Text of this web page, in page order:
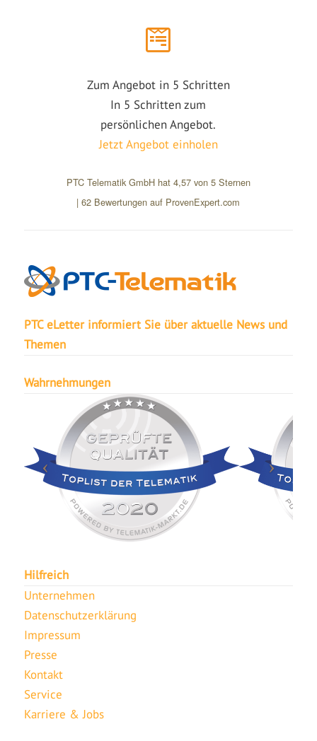
Zum Angebot in 5 Schritten
In 5 Schritten zum
persönlichen Angebot.
Jetzt Angebot einholen
PTC Telematik GmbH hat 4,57von 5Sternen
|62 Bewertungen auf ProvenExpert.com
PTC eLetter informiert Sie über aktuelle News und
Themen
Wahrnehmungen
Hilfreich
Unternehmen
Datenschutzerklärung
Impressum
Presse
Kontakt
Service
Karriere & Jobs